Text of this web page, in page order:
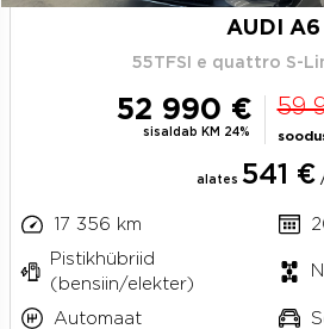
AUDI A6
55TFSI e quattro S-
52 990 €
sisaldab KM 24%
59
alates 541 €
17 356 km
Pistikhübriid
(bensiin/elekter)
Automaat